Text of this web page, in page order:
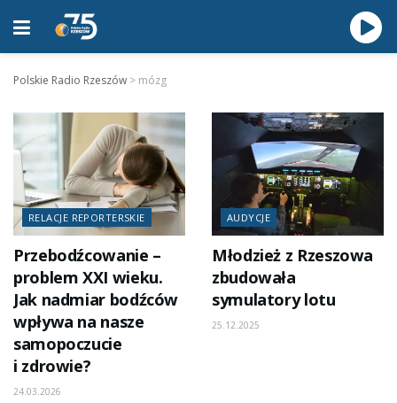
Polskie Radio Rzeszów > mózg
RELACJE REPORTERSKIE
Przebodźcowanie –
problem XXI wieku.
Jak nadmiar bodźców
wpływa na nasze
samopoczucie
i zdrowie?
24.03.2026
AUDYCJE
Młodzież z Rzeszowa
zbudowała
symulatory lotu
25.12.2025